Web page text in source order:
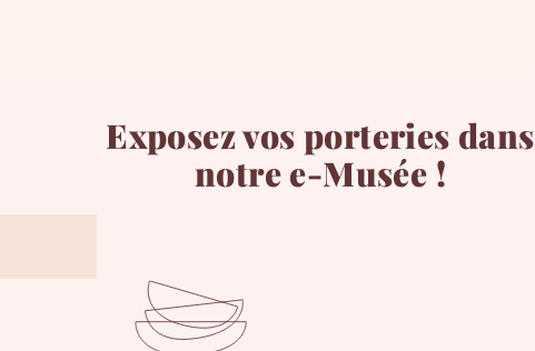
Exposez vos porteries dans
notre e-Musée !